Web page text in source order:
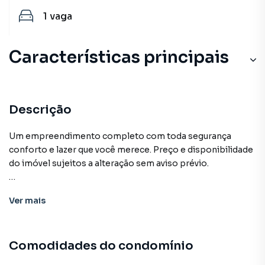
1 vaga
Características principais
Descrição
Um empreendimento completo com toda segurança
conforto e lazer que você merece. Preço e disponibilidade
do imóvel sujeitos a alteração sem aviso prévio.
• Academia
• Churrasqueira condominial
Ver mais
Comodidades do condomínio